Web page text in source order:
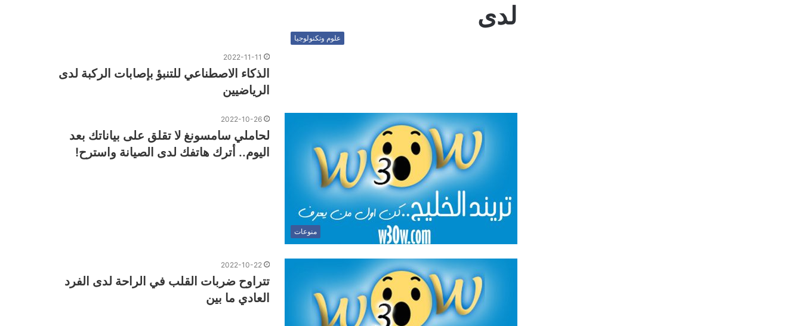
لدى
علوم وتكنولوجيا
2022-11-11
الذكاء الاصطناعي للتنبؤ بإصابات الركبة لدى
الرياضيين
منوعات
2022-10-26
لحاملي سامسونغ لا تقلق على بياناتك بعد
اليوم.. أترك هاتفك لدى الصيانة واسترح!
2022-10-22
تتراوح ضربات القلب في الراحة لدى الفرد
العادي ما بين